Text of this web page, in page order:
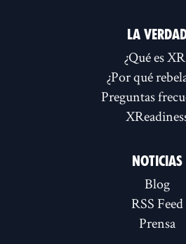
LA
¿Qué es
¿Por qué
Preguntas
NOTICIAS
Blog
RSS Feed
Prensa